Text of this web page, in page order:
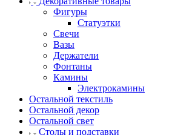
Фигуры
Статуэтки
Свечи
Вазы
Держатели
Фонтаны
Камины
Электрокамины
Остальной текстиль
Остальной декор
Остальной свет
Столы и подставки